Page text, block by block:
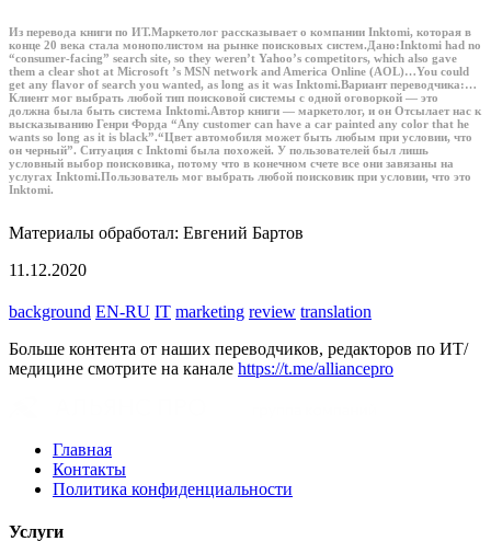
Из перевода книги по ИТ.Маркетолог рассказывает о компании Inktomi, которая в
конце 20 века стала монополистом на рынке поисковых систем.Дано:Inktomi had no
“consumer-facing” search site, so they weren’t Yahoo’s competitors, which also gave
them a clear shot at Microsoft ’s MSN network and America Online (AOL)…You could
get any flavor of search you wanted, as long as it was Inktomi.Вариант переводчика:…
Клиент мог выбрать любой тип поисковой системы с одной оговоркой — это
должна была быть система Inktomi.Автор книги — маркетолог, и он Отсылает нас к
высказыванию Генри Форда “Any customer can have a car painted any color that he
wants so long as it is black”.“Цвет автомобиля может быть любым при условии, что
он черный”. Ситуация с Inktomi была похожей. У пользователей был лишь
условный выбор поисковика, потому что в конечном счете все они завязаны на
услугах Inktomi.Пользователь мог выбрать любой поисковик при условии, что это
Inktomi.
Материалы обработал: Евгений Бартов
11.12.2020
background EN-RU IT marketing review translation
Больше контента от наших переводчиков, редакторов по ИТ/
медицине смотрите на канале https://t.me/alliancepro
Главная
Контакты
Политика конфиденциальности
Услуги